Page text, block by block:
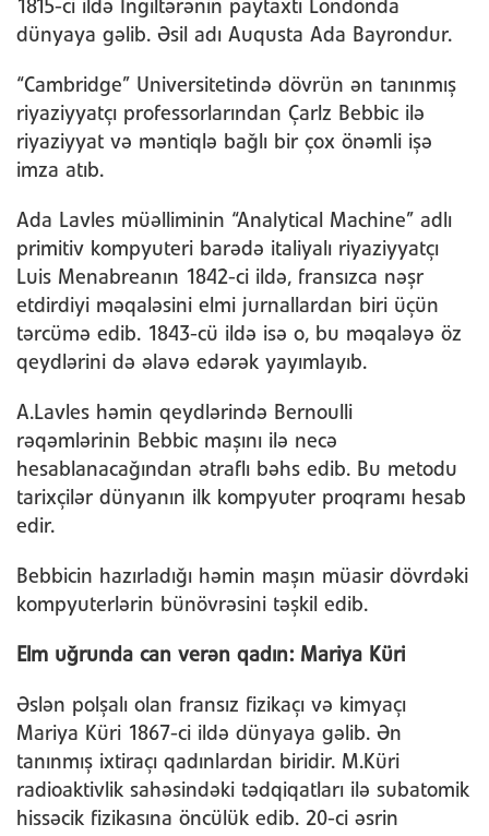
1815-ci ildə İngiltərənin paytaxtı Londonda
dünyaya gəlib. Əsil adı Auqusta Ada Bayrondur.
“Cambridge” Universitetində dövrün ən tanınmış
riyaziyyatçı professorlarından Çarlz Bebbic ilə
riyaziyyat və məntiqlə bağlı bir çox önəmli işə
imza atıb.
Ada Lavles müəlliminin “Analytical Machine” adlı
primitiv kompyuteri barədə italiyalı riyaziyyatçı
Luis Menabreanın 1842-ci ildə, fransızca nəşr
etdirdiyi məqaləsini elmi jurnallardan biri üçün
tərcümə edib. 1843-cü ildə isə o, bu məqaləyə öz
qeydlərini də əlavə edərək yayımlayıb.
A.Lavles həmin qeydlərində Bernoulli
rəqəmlərinin Bebbic maşını ilə necə
hesablanacağından ətraflı bəhs edib. Bu metodu
tarixçilər dünyanın ilk kompyuter proqramı hesab
edir.
Bebbicin hazırladığı həmin maşın müasir dövrdəki
kompyuterlərin bünövrəsini təşkil edib.
Elm uğrunda can verən qadın: Mariya Küri
Əslən polşalı olan fransız fizikaçı və kimyaçı
Mariya Küri 1867-ci ildə dünyaya gəlib. Ən
tanınmış ixtiraçı qadınlardan biridir. M.Küri
radioaktivlik sahəsindəki tədqiqatları ilə subatomik
hissəcik fizikasına öncülük edib. 20-ci əsrin